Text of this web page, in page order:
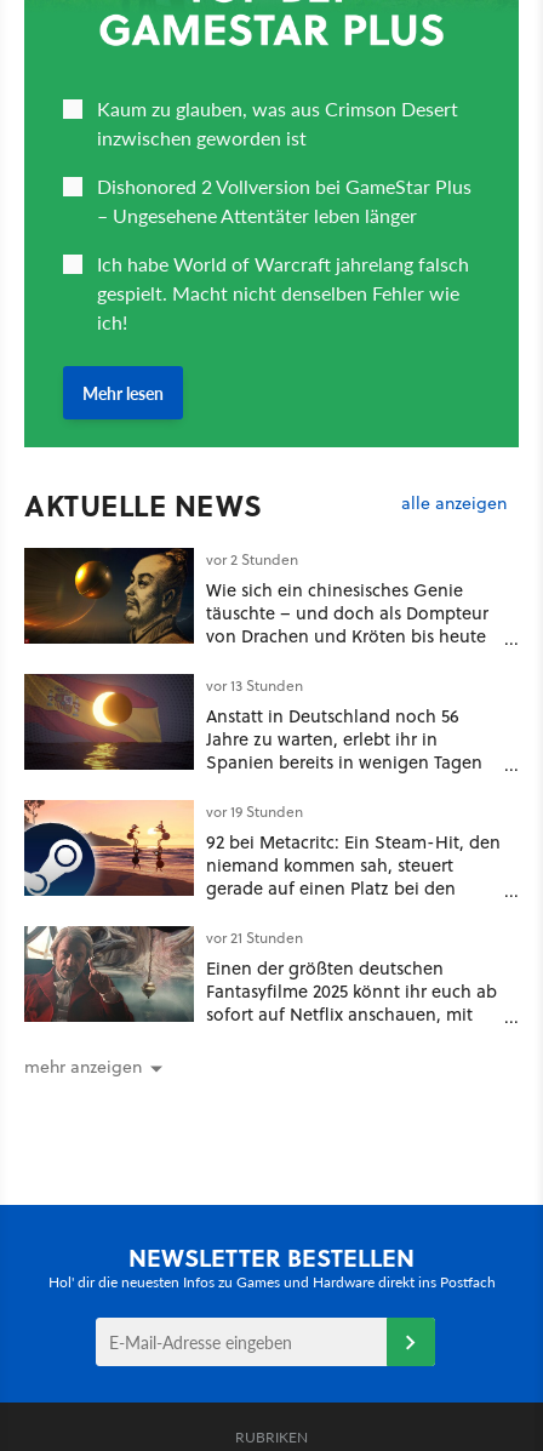
AKTUELLE NEWS alle anzeigen
vor 2 Stunden
Wie sich ein chinesisches Genie
täuschte – und doch als Dompteur
von Drachen und Kröten bis heute
vor 13 Stunden
Anstatt in Deutschland noch 56
Jahre zu warten, erlebt ihr in
Spanien bereits in wenigen Tagen
vor 19 Stunden
92 bei Metacritc: Ein Steam-Hit, den
niemand kommen sah, steuert
gerade auf einen Platz bei den
vor 21 Stunden
Einen der größten deutschen
Fantasyfilme 2025 könnt ihr euch ab
sofort auf Netflix anschauen, mit
mehr anzeigen
NEWSLETTER BESTELLEN
Hol' dir die neuesten Infos zu Games und Hardware direkt ins Postfach
RUBRIKEN